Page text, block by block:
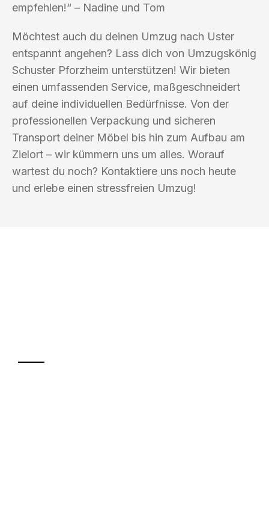
empfehlen!“ – Nadine und Tom
Möchtest auch du deinen Umzug nach Uster
entspannt angehen? Lass dich von Umzugskönig
Schuster Pforzheim unterstützen! Wir bieten
einen umfassenden Service, maßgeschneidert
auf deine individuellen Bedürfnisse. Von der
professionellen Verpackung und sicheren
Transport deiner Möbel bis hin zum Aufbau am
Zielort – wir kümmern uns um alles. Worauf
wartest du noch? Kontaktiere uns noch heute
und erlebe einen stressfreien Umzug!